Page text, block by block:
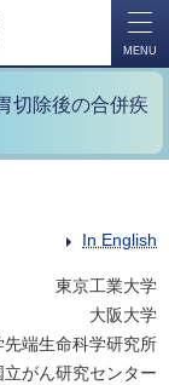
MENU
切除後の合併疾
In English
東京工業大学
大阪大学
先端生命科学研究所
立がん研究センター